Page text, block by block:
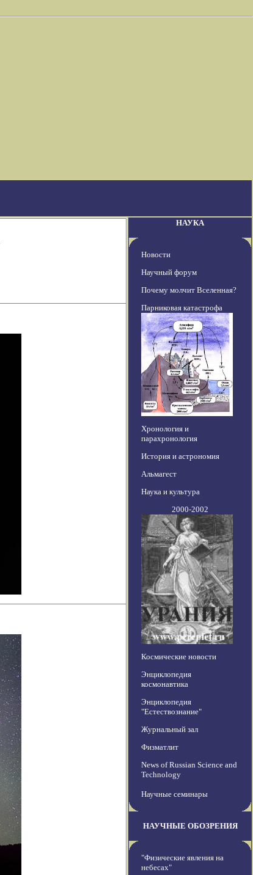
НАУКА
Новости
Научный форум
Почему молчит Вселенная?
Парниковая катастрофа
Хронология и
парахронология
История и астрономия
Альмагест
Наука и культура
2000-2002
Космические новости
Энциклопедия
космонавтика
Энциклопедия
"Естествознание"
Журнальный зал
Физматлит
News of Russian Science and
Technology
Научные семинары
НАУЧНЫЕ ОБОЗРЕНИЯ
"Физические явления на
небесах"